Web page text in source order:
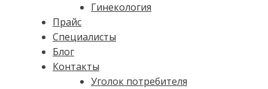
Гинекология
Прайс
Специалисты
Блог
Контакты
Уголок потребителя